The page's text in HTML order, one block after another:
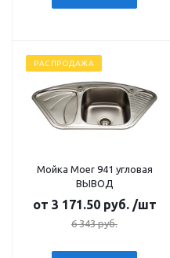
РАСПРОДАЖА
Мойка Moer 941 угловая
ВЫВОД
от 3 171.50 руб. /шт
6 343 руб.